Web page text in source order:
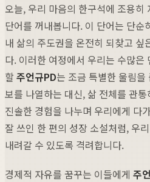
오늘, 우리 마음의 한구석에 조용
단어를 꺼내봅니다. 이 단어는 단순
내 삶의 주도권을 온전히 되찾고 싶
다. 이러한 여정에서 우리는 수많은
할주언규PD는 조금 특별한 울림을
보를 나열하는 대신, 삶 전체를 관
진솔한 경험을 나누며 우리에게 다
잘 쓰인 한 편의 성장 소설처럼, 우
내려갈 수 있도록 격려합니다.
경제적 자유를 꿈꾸는 이들에게 주